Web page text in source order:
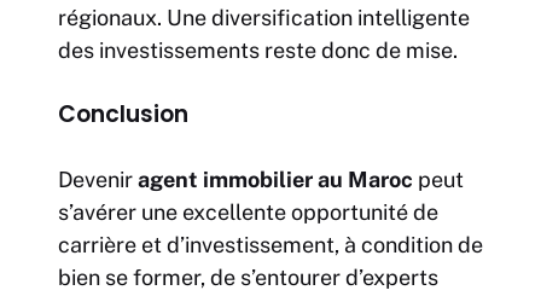
régionaux. Une diversification intelligente
des investissements reste donc de mise.
Conclusion
Deveniragent immobilier au Maroc peut
s’avérer une excellente opportunité de
carrière et d’investissement, à condition de
bien se former, de s’entourer d’experts